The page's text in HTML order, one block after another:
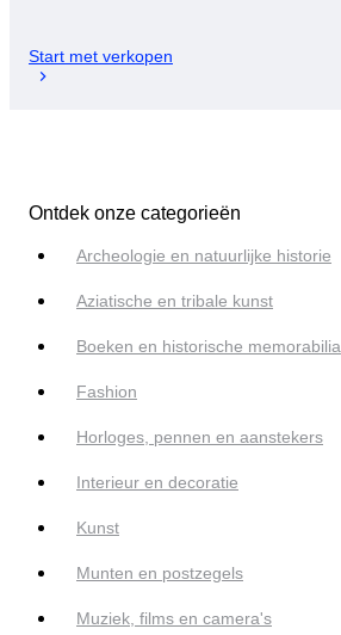
Start met verkopen
Ontdek onze categorieën
Archeologie en natuurlijke historie
Aziatische en tribale kunst
Boeken en historische memorabilia
Fashion
Horloges, pennen en aanstekers
Interieur en decoratie
Kunst
Munten en postzegels
Muziek, films en camera's